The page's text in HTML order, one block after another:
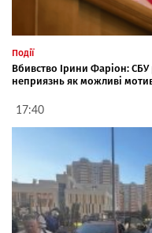
Події
Вбивство Ірини Фаріон: СБУ
неприязнь як можливі
17:40